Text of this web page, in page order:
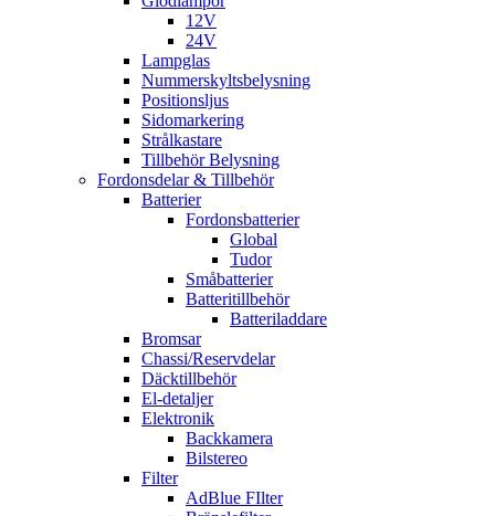
12V
24V
Lampglas
Nummerskyltsbelysning
Positionsljus
Sidomarkering
Strålkastare
Tillbehör Belysning
Fordonsdelar & Tillbehör
Batterier
Fordonsbatterier
Global
Tudor
Småbatterier
Batteritillbehör
Batteriladdare
Bromsar
Chassi/Reservdelar
Däcktillbehör
El-detaljer
Elektronik
Backkamera
Bilstereo
Filter
AdBlue FIlter